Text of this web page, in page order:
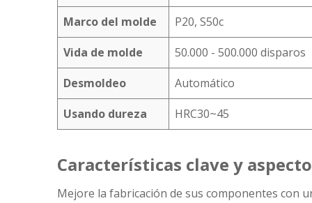
Marco del molde
P20, S50c
Vida de molde
50.000 - 500.000 disparos
Desmoldeo
Automático
Usando dureza
HRC30~45
Características clave y
Mejore la fabricación de sus componentes con